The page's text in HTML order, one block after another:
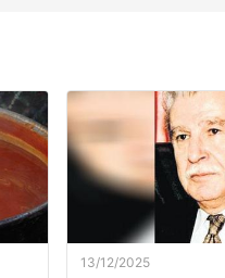
13/12/2025